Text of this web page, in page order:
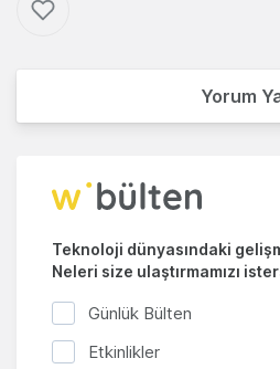
Yorum
Teknoloji dünyasındaki
Neleri size ulaştırmamızı
Günlük Bülten
Etkinlikler